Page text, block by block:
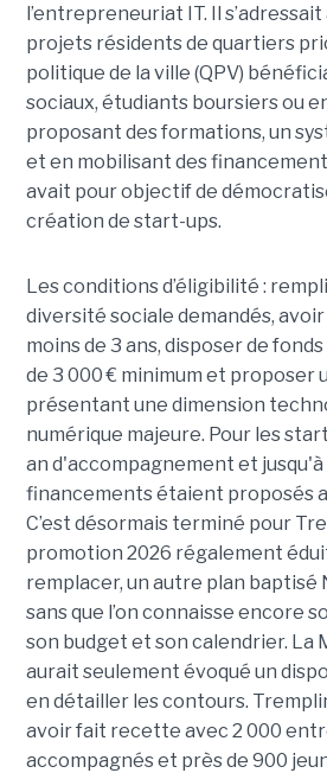
l’entrepreneuriat IT. Il
projets résidents de quartiers
politique de la ville (QPV)
sociaux, étudiants boursiers ou
proposant des formations, un
et en mobilisant des
avait pour objectif de
création de start-ups.
Les conditions d’éligibilité :
diversité sociale demandés,
moins de 3 ans, disposer de
de 3 000 € minimum et proposer
présentant une dimension
numérique majeure. Pour les
an d'accompagnement et jusqu'à
financements étaient proposés
C’est désormais terminé pour
promotion 2026 régalement
remplacer, un autre plan baptisé
sans que l’on connaisse encore
son budget et son calendrier. La
aurait seulement évoqué un
en détailler les contours.
avoir fait recette avec 2 000
accompagnés et près de 900